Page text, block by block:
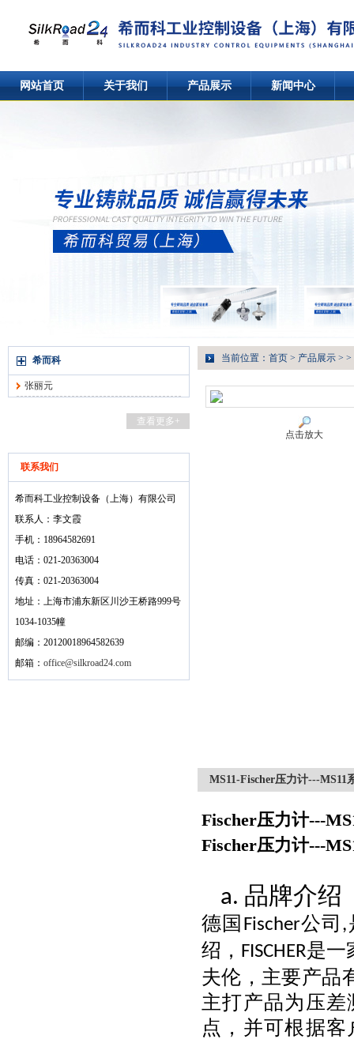
网站首页 关于我们 产品展示 新闻中心
希而科
张丽元
查看更多+
联系我们
希而科工业控制设备（上海）有限公司
联系人：李文霞
手机：18964582691
电话：021-20363004
传真：021-20363004
地址：上海市浦东新区川沙王桥路999号
1034-1035幢
邮编：20120018964582639
邮箱： office@silkroad24.com
当前位置： 首页 > 产品展示 > >
点击放大
MS11-Fischer压力计---MS11
Fischer压力计---
Fischer压力计---
a. 品牌介绍
德国 Fischer公司 ,
绍， FISCHER是一
夫伦，主要产品
主打产品为压
点，并可根据